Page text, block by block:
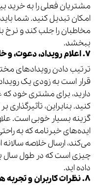
مشتریان فعلی را به
امکان تبدیل کنید. شما
مخاطبان را جلب کند و
ببخشد.
۷. اعلام رویداد، دعوت، و خلاصه سالانه
ترتیب دادن رویدادهای
قرار است به زودی یک رویداد
دارید، برای مشتری خود
کنید. بنابراین، تأثیرگذاری
گزینه بسیار خوبی است.
ایده‌های خبرنامه که به
می‌کند، ارسال خلاصه
چیزی است که در طول سال
داده اید.
۸. نظرات کاربران و تجربه های مشتری را بخواهید